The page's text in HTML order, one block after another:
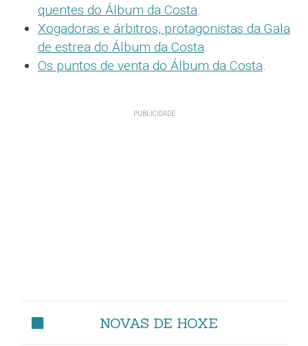
quentes do Álbum da Costa.
Xogadoras e árbitros, protagonistas da Gala
de estrea do Álbum da Costa.
Os puntos de venta do Álbum da Costa.
NOVAS DE HOXE